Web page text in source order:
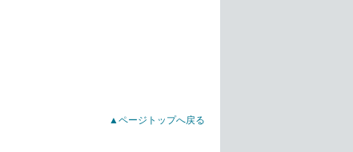
▲ページトップへ戻る